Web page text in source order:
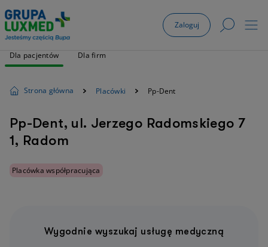
Zaloguj
Dla pacjentów Dla firm
Strona główna Placówki Pp-Dent
Pp-Dent, ul. Jerzego Radomskiego 7
1, Radom
Placówka współpracująca
Wygodnie wyszukaj usługę medyczną